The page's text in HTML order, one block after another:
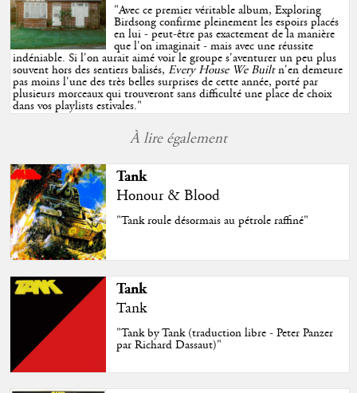
"Avec ce premier véritable album, Exploring
Birdsong confirme pleinement les espoirs placés
en lui - peut-être pas exactement de la manière
que l'on imaginait - mais avec une réussite
indéniable. Si l'on aurait aimé voir le groupe s'aventurer un peu plus
souvent hors des sentiers balisés,Every House We Builtn'en demeure
pas moins l'une des très belles surprises de cette année, porté par
plusieurs morceaux qui trouveront sans difficulté une place de choix
dans vos playlists estivales."
À lire également
Tank
Honour & Blood
"Tank roule désormais au pétrole raffiné"
Tank
Tank
"Tank by Tank (traduction libre - Peter Panzer
par Richard Dassaut)"